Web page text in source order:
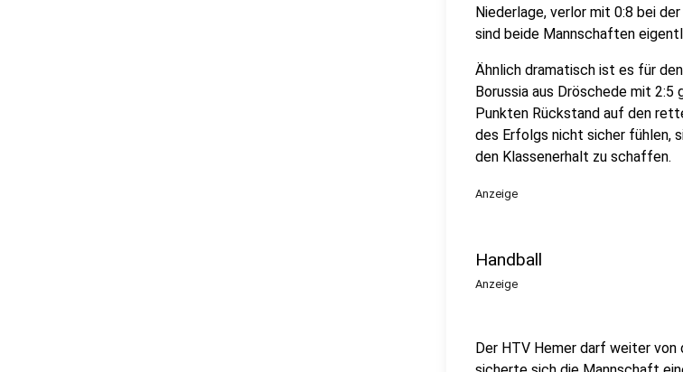
Niederlage, verlor mit 0:8 bei
sind beide Mannschaften
Ähnlich dramatisch ist es für
Borussia aus Dröschede mit
Punkten Rückstand auf den
des Erfolgs nicht sicher fühlen,
den Klassenerhalt zu schaffen.
Anzeige
Handball
Anzeige
Der HTV Hemer darf weiter von